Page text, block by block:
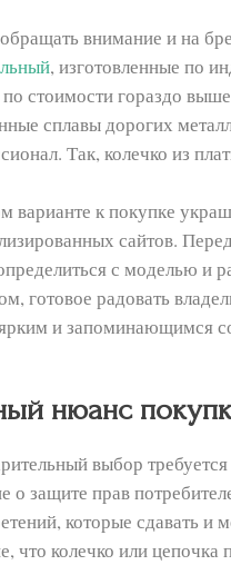
внимание и на
, изготовленные по
стоимости гораздо
сплавы дорогих
Так, колечко из
варианте к покупке
сайтов.
с моделью и
готовое радовать
и запоминающимся
нюанс
выбор
о защите прав
которые сдавать и
что колечко или цепочка